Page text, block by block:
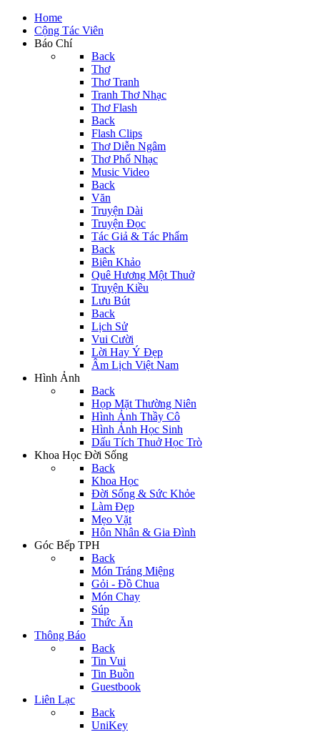
Home
Cộng Tác Viên
Báo Chí
Back
Thơ
Thơ Tranh
Tranh Thơ Nhạc
Thơ Flash
Back
Flash Clips
Thơ Diễn Ngâm
Thơ Phổ Nhạc
Music Video
Back
Văn
Truyện Dài
Truyện Đọc
Tác Giả & Tác Phẩm
Back
Biên Khảo
Quê Hương Một Thuở
Truyện Kiều
Lưu Bút
Back
Lịch Sử
Vui Cười
Lời Hay Ý Đẹp
Âm Lịch Việt Nam
Hình Ảnh
Back
Họp Mặt Thường Niên
Hình Ảnh Thầy Cô
Hình Ảnh Học Sinh
Dấu Tích Thuở Học Trò
Khoa Học Đời Sống
Back
Khoa Học
Đời Sống & Sức Khỏe
Làm Đẹp
Mẹo Vặt
Hôn Nhân & Gia Đình
Góc Bếp TPH
Back
Món Tráng Miệng
Gỏi - Đồ Chua
Món Chay
Súp
Thức Ăn
Thông Báo
Back
Tin Vui
Tin Buồn
Guestbook
Liên Lạc
Back
UniKey